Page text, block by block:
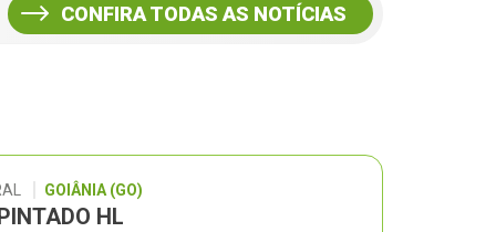
CONFIRA TODAS AS NOTÍCIAS
GOIÂNIA (GO)
HL